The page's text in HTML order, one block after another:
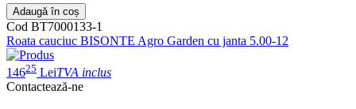
Adaugă în coș
Cod BT7000133-1
Roata cauciuc BISONTE Agro Garden cu janta 5.00-12
14625 LeiTVA inclus
Contactează-ne